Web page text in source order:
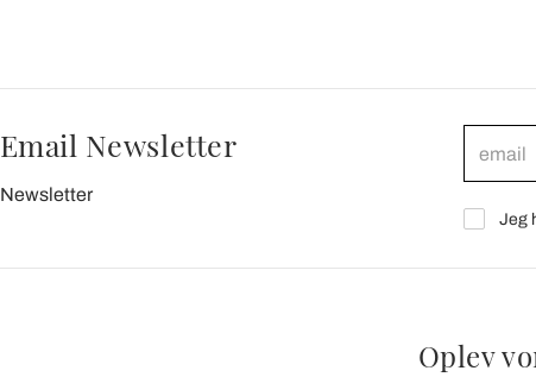
Email Newsletter
Newsletter
Jeg
Oplev